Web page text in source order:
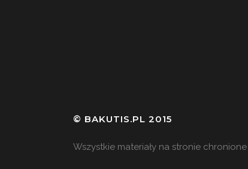
© BAKUTIS.PL 2015
Wszystkie materiały na stronie